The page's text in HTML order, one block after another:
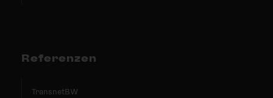
Referenzen
TransnetBW